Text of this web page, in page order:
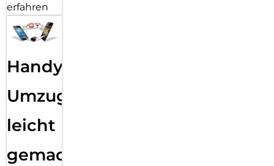
erfahren
Handy
Umzug
leicht
gemacht!